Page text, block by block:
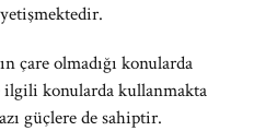
çare olmadığı konularda
konularda kullanmakta
güçlere de sahiptir.